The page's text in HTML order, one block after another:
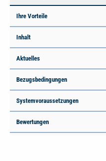
Ihre Vorteile
Inhalt
Aktuelles
Bezugsbedingungen
Systemvoraussetzungen
Bewertungen